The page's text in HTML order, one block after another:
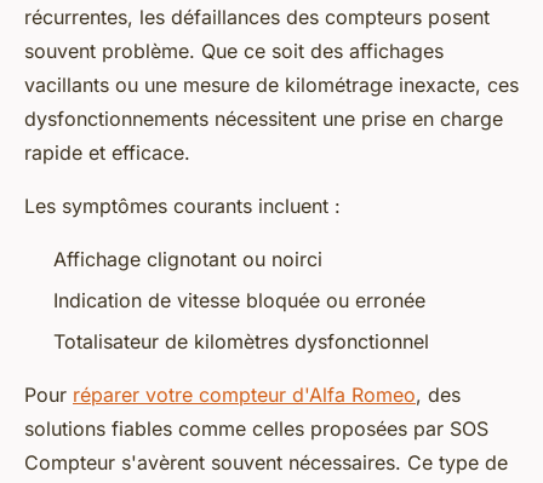
récurrentes, les défaillances des compteurs posent
souvent problème. Que ce soit des affichages
vacillants ou une mesure de kilométrage inexacte, ces
dysfonctionnements nécessitent une prise en charge
rapide et efficace.
Les symptômes courants incluent :
Affichage clignotant ou noirci
Indication de vitesse bloquée ou erronée
Totalisateur de kilomètres dysfonctionnel
Pour réparer votre compteur d'Alfa Romeo, des
solutions fiables comme celles proposées par SOS
Compteur s'avèrent souvent nécessaires. Ce type de